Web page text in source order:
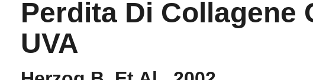
Perdita Di Collagene
UVA